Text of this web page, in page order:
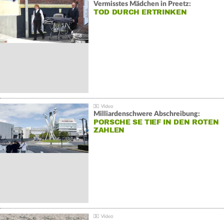
Vermisstes Mädchen in Preetz:
TOD DURCH ERTRINKEN
Milliardenschwere Abschreibung:
PORSCHE SE TIEF IN DEN ROTEN
ZAHLEN